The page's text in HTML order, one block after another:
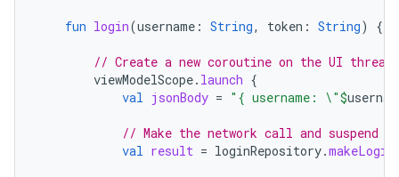
fun login(username : String, token : String) {
// Create a new coroutine on the UI thread
viewModelScope. launch {
val jsonBody = "{ username: \"$
// Make the network call and
val result = loginRepository.